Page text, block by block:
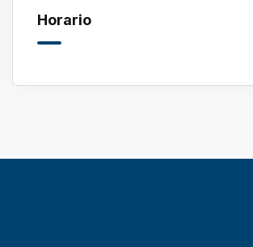
Horario